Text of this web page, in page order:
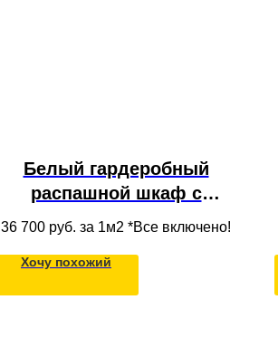
Белый гардеробный
распашной шкаф с
антресолью и полками из
стену вместительной
конструкции
36 700 руб. за 1м2 *Все включено!
Хочу похожий